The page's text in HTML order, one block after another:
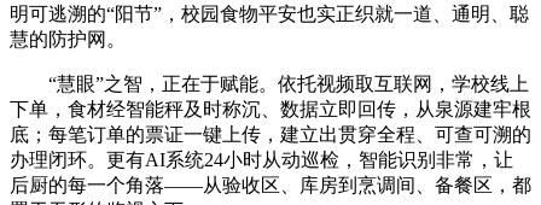
明可逃溯的“阳节”，校园食物平安也实正织就一道、通明、聪
慧的防护网。
“慧眼”之智，正在于赋能。依托视频取互联网，学校线上
下单，食材经智能秤及时称沉、数据立即回传，从泉源建牢根
底；每笔订单的票证一键上传，建立出贯穿全程、可查可溯的
办理闭环。更有AI系统24小时从动巡检，智能识别非常，让
后厨的每一个角落——从验收区、库房到烹调间、备餐区，都